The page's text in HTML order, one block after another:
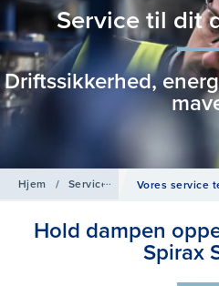
Service til dit
Driftssikkerhed,
Hjem / Services Vores service
Hold dampen
Spirax